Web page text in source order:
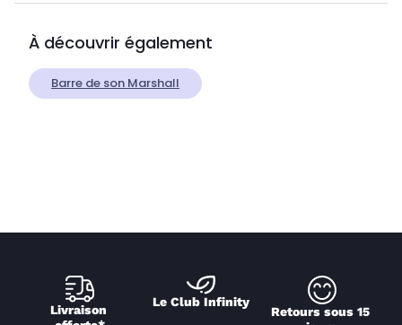
À découvrir également
Barre de son Marshall
Livraison
Le Club Infinity
Retours sous 15